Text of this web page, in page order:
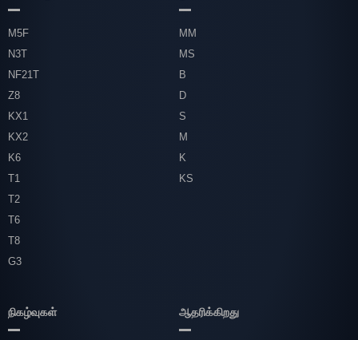
M5F
N3T
NF21T
Z8
KX1
KX2
K6
T1
T2
T6
T8
G3
MM
MS
B
D
S
M
K
KS
நிகழ்வுகள் ஆதரிக்கிறது